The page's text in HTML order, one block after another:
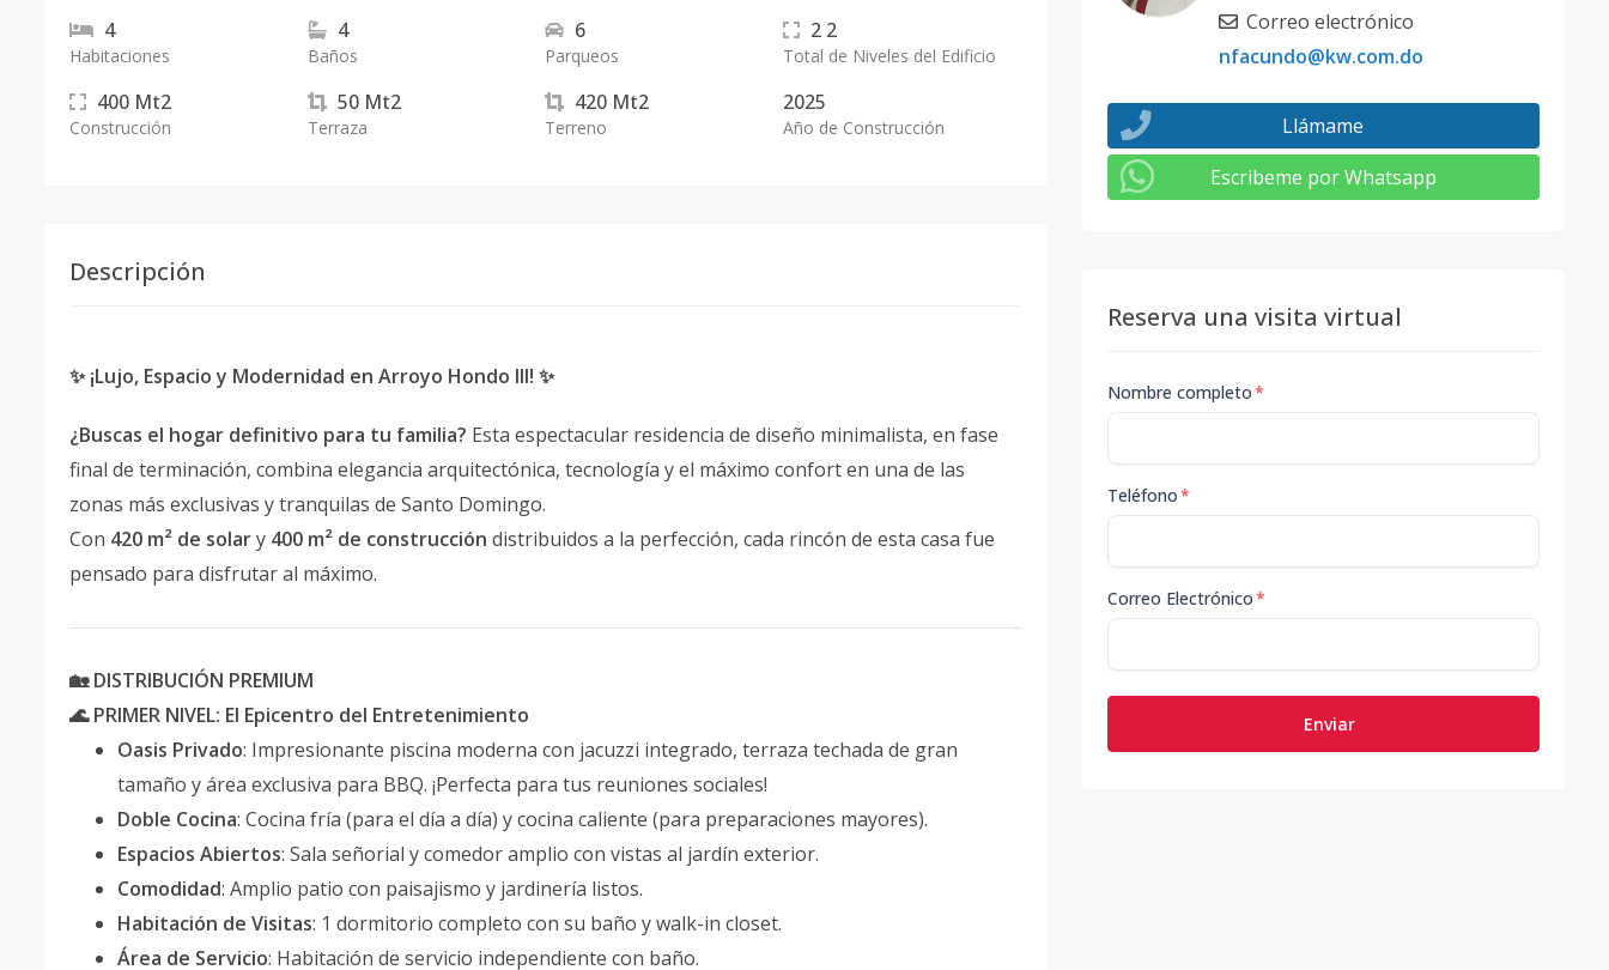
4
Habitaciones
4
Baños
6
Parqueos
2 2
Total de Niveles del Edificio
400 Mt2
Construcción
50 Mt2
Terraza
420 Mt2
Terreno
2025
Año de Construcción
Descripción
✨ ¡Lujo, Espacio y Modernidad en Arroyo Hondo III! ✨
¿Buscas el hogar definitivo para tu familia? Esta espectacular residencia de diseño minimalista, en fase
final de terminación, combina elegancia arquitectónica, tecnología y el máximo confort en una de las
zonas más exclusivas y tranquilas de Santo Domingo.
Con 420 m² de solary 400 m² de construcción distribuidos a la perfección, cada rincón de esta casa fue
pensado para disfrutar al máximo.
🏡 DISTRIBUCIÓN PREMIUM
🌊 PRIMER NIVEL: El Epicentro del Entretenimiento
Oasis Privado: Impresionante piscina moderna con jacuzzi integrado, terraza techada de gran
tamaño y área exclusiva para BBQ. ¡Perfecta para tus reuniones sociales!
Doble Cocina: Cocina fría (para el día a día) y cocina caliente (para preparaciones mayores).
Espacios Abiertos: Sala señorial y comedor amplio con vistas al jardín exterior.
Comodidad: Amplio patio con paisajismo y jardinería listos.
Habitación de Visitas: 1 dormitorio completo con su baño y walk-in closet.
Área de Servicio: Habitación de servicio independiente con baño.
Correo electrónico
nfacundo@kw.com.do
Llámame
Escribeme por Whatsapp
Reserva una visita virtual
Nombre completo*
Teléfono*
Correo Electrónico*
Enviar